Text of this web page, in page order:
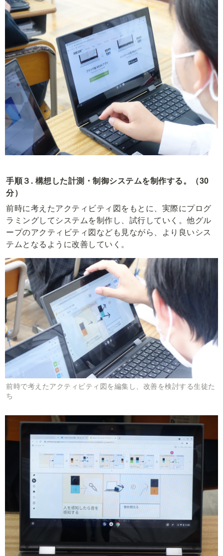
手順３. 構想した計測・制御システムを制作する。（30
分）
前時に考えたアクティビティ図をもとに、実際にプログ
ラミングしてシステムを制作し、試行していく。他グル
ープのアクティビティ図なども見ながら、より良いシス
テムとなるように改善していく。
前時で考えたアクティビティ図を編集し、改善を検討する生徒た
ち